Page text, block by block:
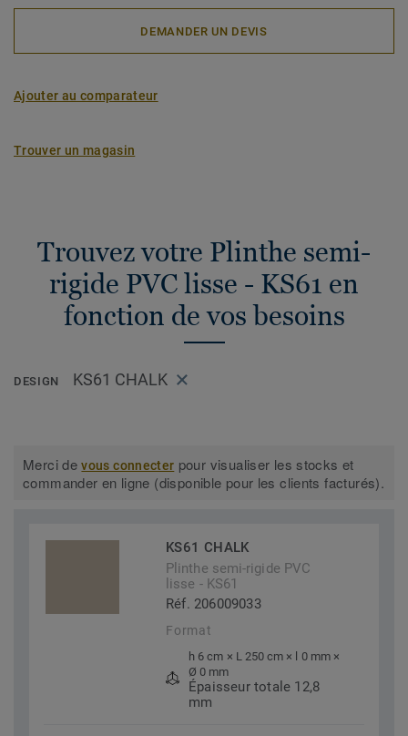
DEMANDER UN DEVIS
Ajouter au comparateur
Trouver un magasin
Trouvez votre Plinthe semi-
rigide PVC lisse - KS61 en
fonction de vos besoins
DESIGN KS61 CHALK
Merci devous connecter pour visualiser les stocks et
commander en ligne (disponible pour les clients facturés).
KS61 CHALK
Plinthe semi-rigide PVC
lisse - KS61
Réf. 206009033
Format
h 6 cm × L 250 cm × l 0 mm ×
Ø 0 mm
Épaisseur totale 12,8
mm